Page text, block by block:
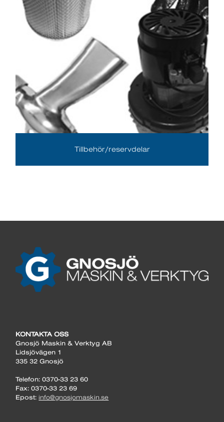
Tillbehör/reservdelar
KONTAKTA OSS
Gnosjö Maskin & Verktyg AB
Lidsjövägen 1
335 32 Gnosjö
Telefon: 0370-33 23 60
Fax: 0370-33 23 69
Epost: info@gnosjomaskin.se